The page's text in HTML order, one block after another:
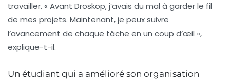
travailler. « Avant Droskop, j’avais du mal à garder le fil
de mes projets. Maintenant, je peux suivre
l’avancement de chaque tâche en un coup d’œil »,
explique-t-il.
Un étudiant qui a amélioré son organisation